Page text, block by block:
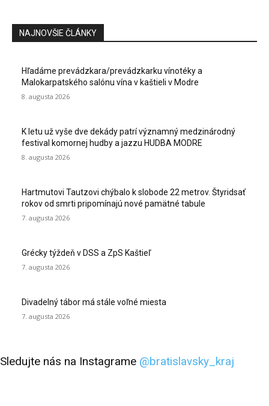
NAJNOVŠIE ČLÁNKY
Hľadáme prevádzkara/prevádzkarku vínotéky a
Malokarpatského salónu vína v kaštieli v Modre
8. augusta 2026
K letu už vyše dve dekády patrí významný medzinárodný
festival komornej hudby a jazzu HUDBA MODRE
8. augusta 2026
Hartmutovi Tautzovi chýbalo k slobode 22 metrov. Štyridsať
rokov od smrti pripomínajú nové pamätné tabule
7. augusta 2026
Grécky týždeň v DSS a ZpS Kaštieľ
7. augusta 2026
Divadelný tábor má stále voľné miesta
7. augusta 2026
Sledujte nás na Instagrame @bratislavsky_kraj